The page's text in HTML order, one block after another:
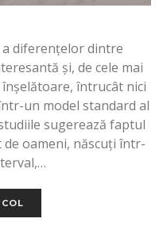
diferențelor dintre
și, de cele mai
întrucât nici
un model standard al
sugerează faptul
oameni, născuţi într-